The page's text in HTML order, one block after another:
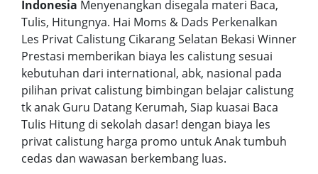
Indonesia Menyenangkan disegala materi Baca,
Tulis, Hitungnya. Hai Moms & Dads Perkenalkan
Les Privat Calistung Cikarang Selatan Bekasi Winner
Prestasi memberikan biaya les calistung sesuai
kebutuhan dari international, abk, nasional pada
pilihan privat calistung bimbingan belajar calistung
tk anak Guru Datang Kerumah, Siap kuasai Baca
Tulis Hitung di sekolah dasar! dengan biaya les
privat calistung harga promo untuk Anak tumbuh
cedas dan wawasan berkembang luas.